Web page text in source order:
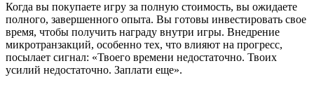
Когда вы покупаете игру за полную стоимость, вы ожидаете
полного, завершенного опыта. Вы готовы инвестировать свое
время, чтобы получить награду внутри игры. Внедрение
микротранзакций, особенно тех, что влияют на прогресс,
посылает сигнал: «Твоего времени недостаточно. Твоих
усилий недостаточно. Заплати еще».